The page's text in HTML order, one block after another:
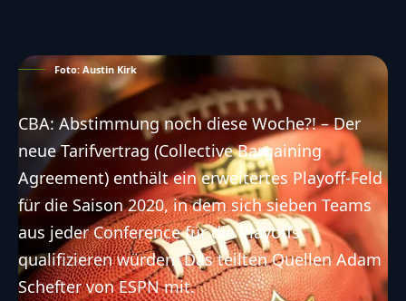
Foto: Austin Kirk
CBA: Abstimmung noch diese Woche?! – Der
neue Tarifvertrag (Collective Bargaining
Agreement) enthält ein erweitertes Playoff-Feld
für die Saison 2020, in dem sich sieben Teams
aus jeder Conference für die Playoffs
qualifizieren würden. Das teilten Quellen Adam
Schefter von ESPN mit.